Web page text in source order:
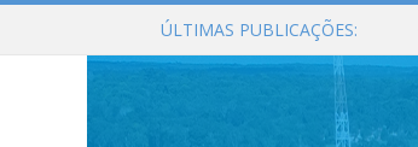
ÚLTIMAS PUBLICAÇÕES: